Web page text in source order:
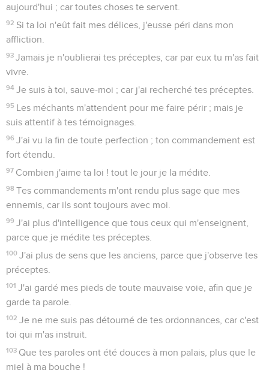
aujourd'hui ; car toutes choses te servent.
92 Si ta loi n'eût fait mes délices, j'eusse péri dans mon
affliction.
93 Jamais je n'oublierai tes préceptes, car par eux tu m'as fait
vivre.
94 Je suis à toi, sauve-moi ; car j'ai recherché tes préceptes.
95 Les méchants m'attendent pour me faire périr ; mais je
suis attentif à tes témoignages.
96 J'ai vu la fin de toute perfection ; ton commandement est
fort étendu.
97 Combien j'aime ta loi ! tout le jour je la médite.
98 Tes commandements m'ont rendu plus sage que mes
ennemis, car ils sont toujours avec moi.
99 J'ai plus d'intelligence que tous ceux qui m'enseignent,
parce que je médite tes préceptes.
100 J'ai plus de sens que les anciens, parce que j'observe tes
préceptes.
101 J'ai gardé mes pieds de toute mauvaise voie, afin que je
garde ta parole.
102 Je ne me suis pas détourné de tes ordonnances, car c'est
toi qui m'as instruit.
103 Que tes paroles ont été douces à mon palais, plus que le
miel à ma bouche !